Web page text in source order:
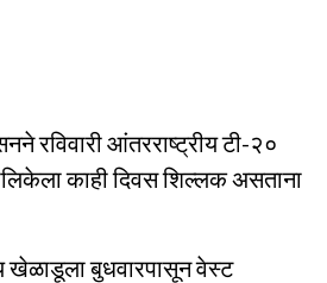
रविवारी आंतरराष्ट्रीय टी-२०
काही दिवस शिल्लक असताना
बुधवारपासून वेस्ट